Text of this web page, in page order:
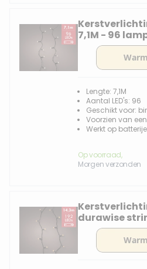
7,1M - 96
Lengte: 7,1M
Aantal LED's: 96
Geschikt voor:
Voorzien van
Werkt op
Op voorraad,
Morgen verzonden
durawise
lampjes -
(warm wit